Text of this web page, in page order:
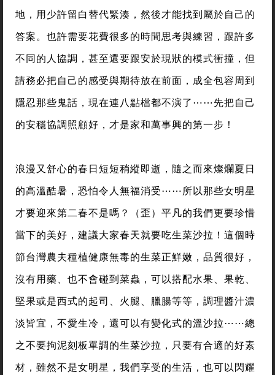
地，用少許留白替代緊湊，然後才能找到屬於自己的
答案。也許需要花費很多的時間思考與練習，跟許多
不同的人協調，甚至還要跟安於現狀的模式衝撞，但
請務必把自己的感受與期待放在前面，成全包容周到
隱忍那些鬼話，現在連八點檔都不演了⋯⋯先把自己
的安穩協調照顧好，才是家和萬事興的第一步！
浪漫又舒心的春日短短稍縱即逝，隨之而來燦爛夏日
的高溫酷暑，恐怕令人無福消受⋯⋯所以那些女明星
才要迎來第二春不是嗎？（歪）平凡的我們更要珍惜
當下的美好，建議大家春天就要吃生菜沙拉！這個時
節台灣農夫種植健康無毒的生菜正鮮嫩，品質很好，
沒有用藥、也不會碰到菜蟲，可以搭配水果、果乾、
堅果或是西式的起司、火腿、臘腸等等，調理醬汁濃
淡皆宜，不愛生冷，還可以有變化式的溫沙拉⋯⋯總
之不要拘泥刻板單調的生菜沙拉，只要有合適的好素
材，雖然不是女明星，我們享受的生活，也可以閃耀